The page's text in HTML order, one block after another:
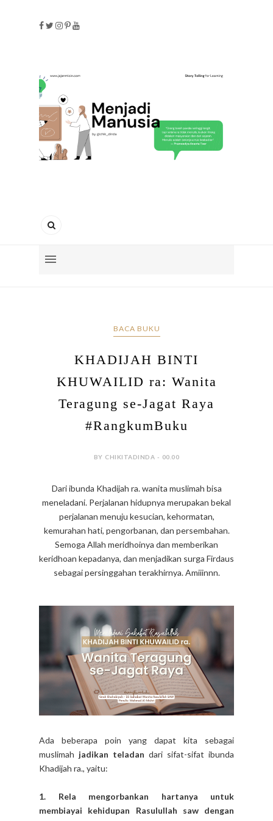
BACA BUKU
KHADIJAH BINTI
KHUWAILID ra: Wanita
Teragung se-Jagat Raya
#RangkumBuku
BY CHIKITADINDA - 00.00
Dari ibunda Khadijah ra. wanita muslimah bisa
meneladani. Perjalanan hidupnya merupakan bekal
perjalanan menuju kesucian, kehormatan,
kemurahan hati, pengorbanan, dan persembahan.
Semoga Allah meridhoinya dan memberikan
keridhoan kepadanya, dan menjadikan surga Firdaus
sebagai persinggahan terakhirnya. Amiiinnn.
Ada beberapa poin yang dapat kita sebagai
muslimah jadikan teladan dari sifat-sifat ibunda
Khadijah ra., yaitu:
1. Rela mengorbankan hartanya untuk
membiayai kehidupan Rasulullah saw dengan